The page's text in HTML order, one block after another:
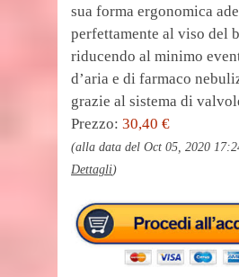
sua forma ergonomica
perfettamente al viso del
riducendo al minimo
d’aria e di farmaco
grazie al sistema di
Prezzo: 30,40 €
(alla data del Oct 05, 2020
Dettagli)